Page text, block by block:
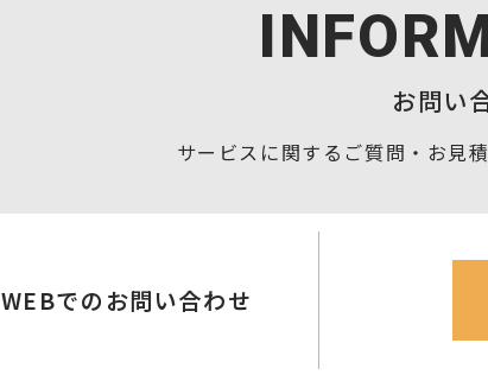
お問い
サービスに関するご質問・お見
WEBでのお問い合わせ